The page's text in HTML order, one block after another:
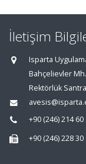
İletişim
Isparta
Bahçelievler
Rektörlük
+90 (246) 214 60
+90 (246) 228 30